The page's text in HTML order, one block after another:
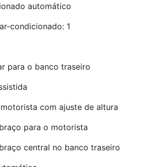
automático
condicionado: 1
para o banco traseiro
com ajuste de altura
para o motorista
central no banco traseiro